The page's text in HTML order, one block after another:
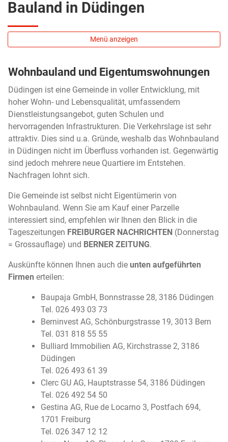
Bauland in Düdingen
Menü anzeigen
Wohnbauland und Eigentumswohnungen
Düdingen ist eine Gemeinde in voller Entwicklung, mit
hoher Wohn- und Lebensqualität, umfassendem
Dienstleistungsangebot, guten Schulen und
hervorragenden Infrastrukturen. Die Verkehrslage ist sehr
attraktiv. Dies sind u.a. Gründe, weshalb das Wohnbauland
in Düdingen nicht im Überfluss vorhanden ist. Gegenwärtig
sind jedoch mehrere neue Quartiere im Entstehen.
Nachfragen lohnt sich.
Die Gemeinde ist selbst nicht Eigentümerin von
Wohnbauland. Wenn Sie am Kauf einer Parzelle
interessiert sind, empfehlen wir Ihnen den Blick in die
Tageszeitungen FREIBURGER NACHRICHTEN (Donnerstag
= Grossauflage) und BERNER ZEITUNG.
Auskünfte können Ihnen auch die unten aufgeführten
Firmen erteilen:
Baupaja GmbH, Bonnstrasse 28, 3186 Düdingen
Tel. 026 493 03 73
Berninvest AG, Schönburgstrasse 19, 3013 Bern
Tel. 031 818 55 55
Bulliard Immobilien AG, Kirchstrasse 2, 3186
Düdingen
Tel. 026 493 61 39
Clerc GU AG, Hauptstrasse 54, 3186 Düdingen
Tel. 026 492 54 50
Gestina AG, Rue de Locarno 3, Postfach 694,
1701 Freiburg
Tel. 026 347 12 12